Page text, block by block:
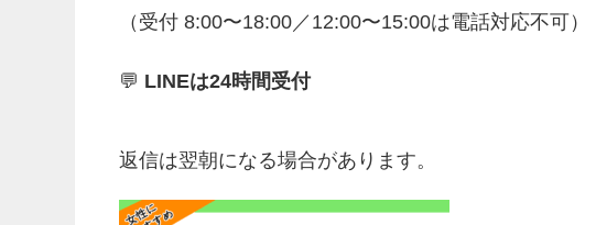
（受付 8:00〜18:00／12:00〜15:00は電話対応不可）
💬 LINEは24時間受付
返信は翌朝になる場合があります。